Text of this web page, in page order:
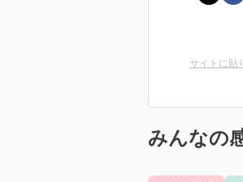
サイトに貼
みんなの